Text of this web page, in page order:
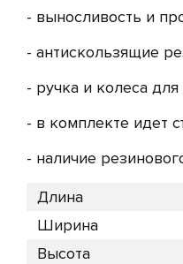
- выносливость и
- антискользящие
- ручка и колеса
- в комплекте идет
- наличие
Длина
Ширина
Высота